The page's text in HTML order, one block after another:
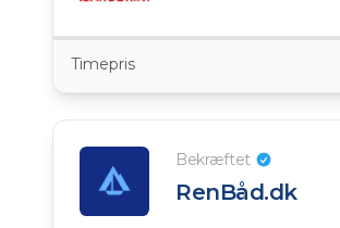
Timepris
Bekræftet
RenBåd.dk